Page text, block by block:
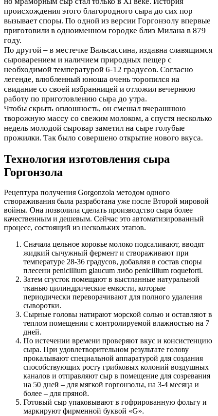
происхождения этого благородного сыра до сих пор
вызывает споры. По одной из версии Горгонзолу впервые
приготовили в одноименном городке близ Милана в 879
году.
По другой – в местечке Вальсассина, издавна славящимся
сыроварением и наличием природных пещер с
необходимой температурой 6-12 градусов. Согласно
легенде, влюбленный юноша очень торопился на
свидание со своей избранницей и отложил вечернюю
работу по приготовлению сыра до утра.
Чтобы скрыть оплошность, он смешал вчерашнюю
творожную массу со свежим молоком, а спустя несколько
недель молодой сыровар заметил на сыре голубые
прожилки. Так было совершено открытие нового вкуса.
Технология изготовления сыра
Горгонзола
Рецептура получения Gorgonzola методом одного
створаживания была разработана уже после Второй мировой
войны. Она позволила сделать производство сыра более
качественным и дешевым. Сейчас это автоматизированный
процесс, состоящий из нескольких этапов.
Сначала цельное коровье молоко подсаливают, вводят
жидкий сычужный фермент и створаживают при
температуре 28-36 градусов, добавляя в состав споры
плесени penicillium glaucum либо penicillium roqueforti.
Затем сгусток помещают в выстланные натуральной
тканью цилиндрические емкости, которые
периодически переворачивают для полного удаления
сыворотки.
Сырные головы натирают морской солью и оставляют в
теплом помещении с контролируемой влажностью на 7
дней.
По истечении времени проверяют вкус и консистенцию
сыра. При удовлетворительном результате голову
прокалывают специальной аппаратурой для создания
способствующих росту грибковых колоний воздушных
каналов и отправляют сыр в помещение для созревания
на 50 дней – для мягкой горгонзолы, на 3-4 месяца и
более – для пряной.
Готовый сыр упаковывают в гофрированную фольгу и
маркируют фирменной буквой «G».